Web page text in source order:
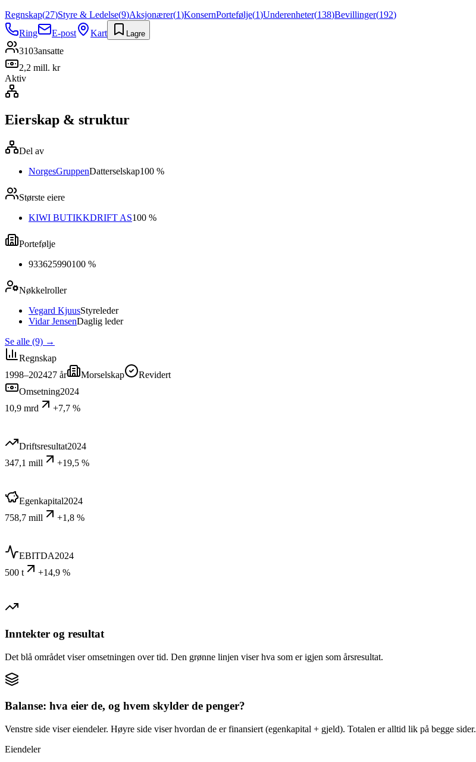
Regnskap(27)Styre & Ledelse(9)Aksjonærer(1)KonsernPortefølje(1)Underenheter(138)Bevillinger(192)
Ring
E-post Kart Lagre
3103ansatte
2,2 mill. kr
Aktiv
Eierskap & struktur
Del av
NorgesGruppenDatterselskap100 %
Største eiere
KIWI BUTIKKDRIFT AS100 %
Portefølje
933625990100 %
Nøkkelroller
Vegard KjuusStyreleder
Vidar JensenDaglig leder
Se alle (9) →
Regnskap
1998–202427 år Morselskap
Revidert
Omsetning2024
10,9 mrd
+7,7 %
Driftsresultat2024
347,1 mill
+19,5 %
Egenkapital2024
758,7 mill
+1,8 %
EBITDA2024
500 t
+14,9 %
Inntekter og resultat
Det blå området viser omsetningen over tid. Den grønne linjen viser hva som er igjen som årsresultat.
Balanse: hva eier de, og hvem skylder de penger?
Venstre side viser eiendeler. Høyre side viser hvordan de er finansiert (egenkapital + gjeld). Totalen er alltid lik på begge sider.
Eiendeler